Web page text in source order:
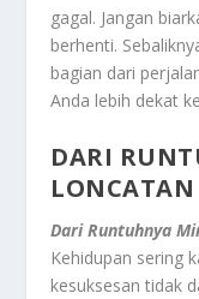
gagal. Jangan
berhenti.
bagian dari
Anda lebih dekat
DARI
LONCATAN
Dari Runtuhnya
Kehidupan sering
kesuksesan tidak